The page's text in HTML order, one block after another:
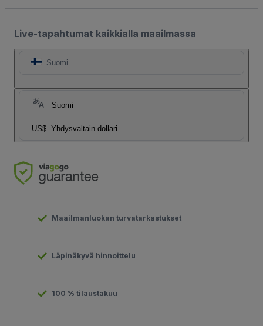
Live-tapahtumat kaikkialla maailmassa
Suomi
Suomi
US$ Yhdysvaltain dollari
Maailmanluokan turvatarkastukset
Läpinäkyvä hinnoittelu
100 % tilaustakuu